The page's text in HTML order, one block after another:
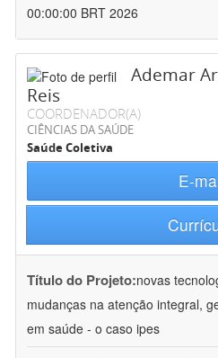
00:00:00 BRT 2026
Ademar
Reis
COORDENADOR(A)
CIÊNCIAS DA SAÚDE
Saúde Coletiva
E-
Título do Projeto:novas
mudanças na atenção integral,
em saúde - o caso ipes